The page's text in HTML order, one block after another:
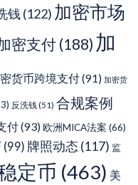
钱(122) 加密市场
密支付 (188) 加
货币跨境支付(91) 加密货
反洗钱(51) 合规案例
付(93)欧洲MICA法案 (66)
(99) 牌照动态 (117) 监
定币 (463) 美